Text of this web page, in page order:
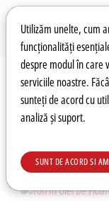
Preferințe
Utilizăm unelte, cum
funcționalități
despre modul în care
serviciile noastre.
sunteți de acord cu
analiză și suport.
SUNT DE ACORD SI
Wishlist